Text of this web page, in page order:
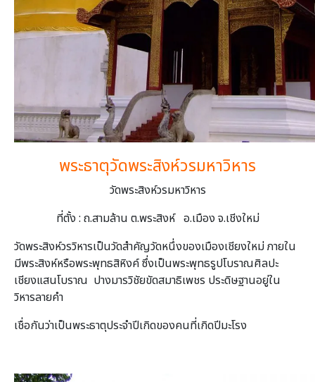
พระธาตุวัดพระสิงห์วรมหาวิหาร
วัดพระสิงห์วรมหาวิหาร
ที่ตั้ง : ถ.สามล้าน ต.พระสิงห์ อ.เมือง จ.เชีงใหม่
วัดพระสิงห์วรวิหารเป็นวัดสำคัญวัดหนึ่งของเมืองเชียงใหม่ ภายใน
มีพระสิงห์หรือพระพุทธสิหิงค์ ซึ่งเป็นพระพุทธรูปโบราณศิลปะ
เชียงแสนโบราณ ปางมารวิชัยขัดสมาธิเพชร ประดิษฐานอยู่ใน
วิหารลายคำ
เชื่อกันว่าเป็นพระธาตุประจำปีเกิดของคนที่เกิดปีมะโรง